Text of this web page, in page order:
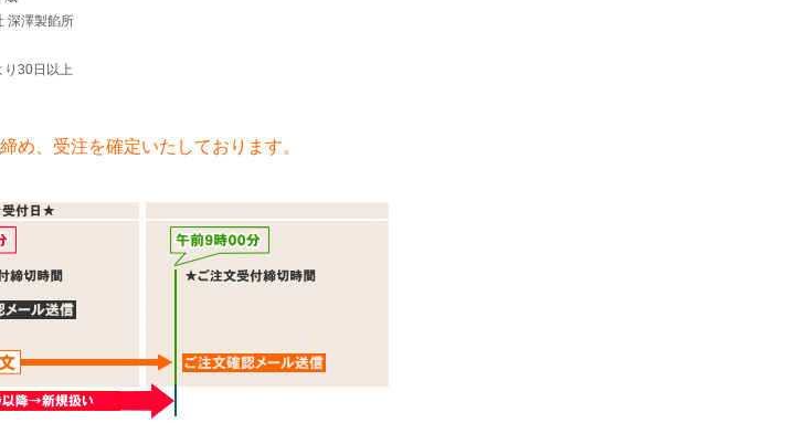
深澤製餡所
り30日以上
め、受注を確定いたしております。